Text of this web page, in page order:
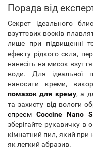
Порада від
Секрет ідеального
взуттєвих восків
лише при підвищенні
ефекту рідкого скла,
нанесіть на мисок
води. Для ідеальної
наносити креми,
помазок для крему, а
та захисту від вологи
спреєм Coccine Nano
зберігайте рукавичку в
кімнатний пил, який
як легкий абразив.